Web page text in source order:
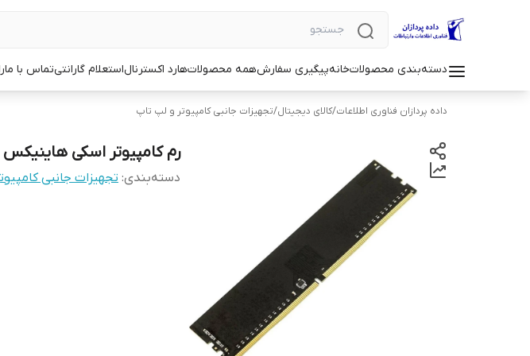
دسته‌بندی محصولاتخانهپیگیری سفارشهمه محصولاتهارد اکسترنالاستعلام گارانتیتماس با ما
داده پردازان فناوری اطلاعات/کالای دیجیتال/تجهیزات جانبی کامپیوتر و لپ تاپ
رم کامپیوتر اسکی هاینیکس ظرفیت 16
دسته‌بندی: تجهیزات جانبی